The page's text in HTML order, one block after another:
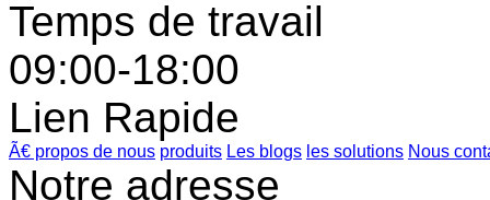
Temps de travail
09:00-18:00
Lien Rapide
Ã€ propos de nous produits Les blogs les solutions Nous
Notre adresse